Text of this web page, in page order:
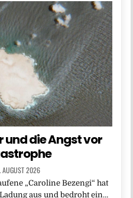
und die Angst vor
AUGUST 2026
„Caroline Bezengi“ hat
aus und bedroht ein…